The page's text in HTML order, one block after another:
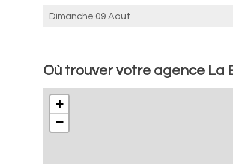
Dimanche 09 Aout
Où trouver votre agence La
+
−